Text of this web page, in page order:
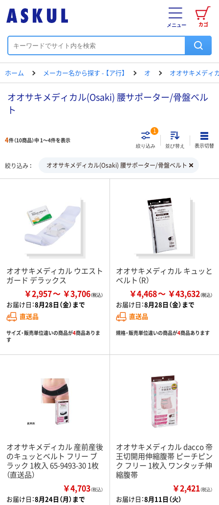
カゴ
メニュー
ホーム メーカー名から探す - 【ア行】 オ オオサキメディ
オオサキメディカル(Osaki) 腰サポーター/骨盤ベル
ト
4件（10商品）中 1～4件を表示
絞り込み
1
並び替え 表示切替
絞り込み オオサキメディカル(Osaki) 腰サポーター/骨盤ベルト
オオサキメディカル ウエスト
ガード デラックス
￥2,957 ￥3,706
お届け日：8月28日（金）まで
直送品
サイズ・販売単位違いの商品が4商品ありま
す
オオサキメディカル キュッと
ベルト（R）
￥4,468 ￥43,632
お届け日：8月28日（金）まで
直送品
規格・販売単位違いの商品が4商品あります
オオサキメディカル 産前産後
のキュッとベルト フリー ブ
ラック 1枚入 65-9493-30 1枚
（直送品）
￥4,703（税込）
お届け日：8月24日（月）まで
オオサキメディカル dacco 帝
王切開用伸縮腹帯 ピーチピン
ク フリー 1枚入 ワンタッチ伸
縮腹帯
￥2,421（税込）
お届け日：8月11日（火）